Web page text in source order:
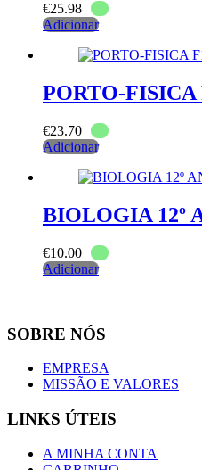
€25.98
Adicionar
PORTO-FISICA
€23.70
Adicionar
BIOLOGIA 12º
€10.00
Adicionar
SOBRE NÓS
EMPRESA
MISSÃO E VALORES
LINKS ÚTEIS
A MINHA CONTA